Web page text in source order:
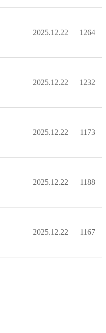
2025.12.22 1264
2025.12.22 1232
2025.12.22 1173
2025.12.22 1188
2025.12.22 1167